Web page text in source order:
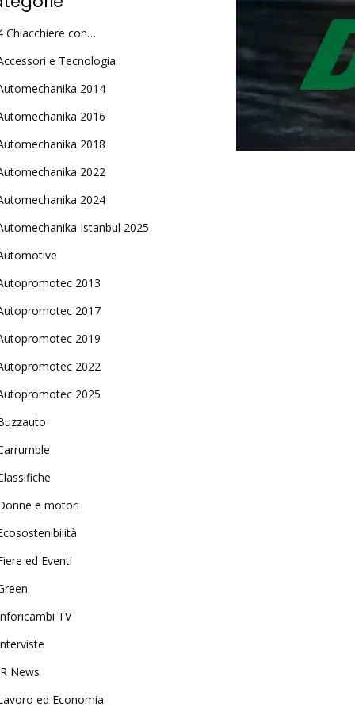
Chiacchiere con…
e Tecnologia
2014
2016
2018
2022
2024
Istanbul 2025
2013
2017
2019
2022
2025
e motori
ed Eventi
TV
News
ed Economia